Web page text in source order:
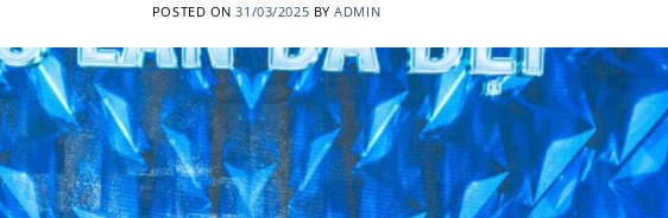
POSTED ON31/03/2025 BYADMIN